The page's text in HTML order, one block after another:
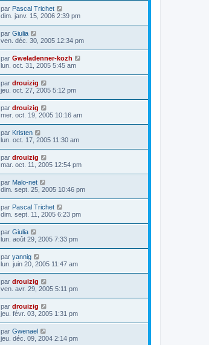
par Pascal Trichet
dim. janv. 15, 2006 2:39 pm
par Giulia
ven. déc. 30, 2005 12:34 pm
par Gweladenner-kozh
lun. oct. 31, 2005 5:45 am
par drouizig
jeu. oct. 27, 2005 5:12 pm
par drouizig
mer. oct. 19, 2005 10:16 am
par Kristen
lun. oct. 17, 2005 11:30 am
par drouizig
mar. oct. 11, 2005 12:54 pm
par Malo-net
dim. sept. 25, 2005 10:46 pm
par Pascal Trichet
dim. sept. 11, 2005 6:23 pm
par Giulia
lun. août 29, 2005 7:33 pm
par yannig
lun. juin 20, 2005 11:47 am
par drouizig
ven. avr. 29, 2005 5:11 pm
par drouizig
jeu. févr. 03, 2005 1:31 pm
par Gwenael
jeu. déc. 09, 2004 2:14 pm